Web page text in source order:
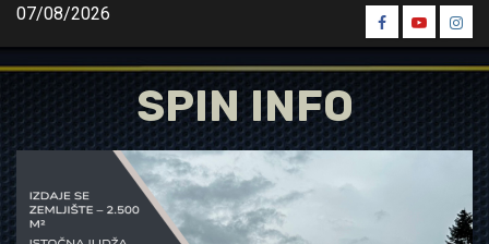
Skip
content
07/08/2026
Spin
Facebook
Spin
Youtube
Spin
SPIN INFO